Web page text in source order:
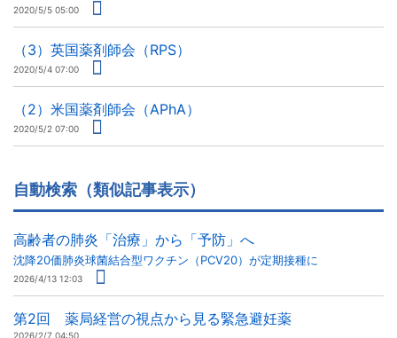
2020/5/5 05:00
（3）英国薬剤師会（RPS）
2020/5/4 07:00
（2）米国薬剤師会（APhA）
2020/5/2 07:00
自動検索（類似記事表示）
高齢者の肺炎「治療」から「予防」へ
沈降20価肺炎球菌結合型ワクチン（PCV20）が定期接種に
2026/4/13 12:03
第2回 薬局経営の視点から見る緊急避妊薬
2026/2/7 04:50